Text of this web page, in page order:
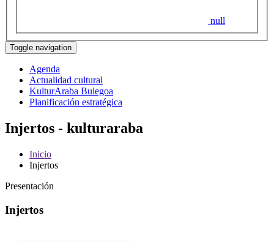
null
Toggle navigation
Agenda
Actualidad cultural
KulturAraba Bulegoa
Planificación estratégica
Injertos - kulturaraba
Inicio
Injertos
Presentación
Injertos